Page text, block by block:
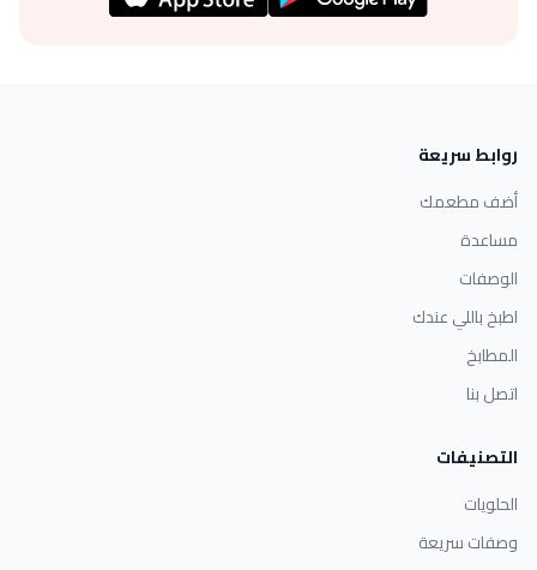
روابط سريعة
أضف مطعمك
مساعدة
الوصفات
اطبخ باللي عندك
المطابخ
اتصل بنا
التصنيفات
الحلويات
وصفات سريعة